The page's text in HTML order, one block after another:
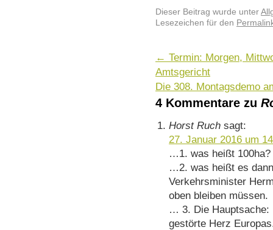
Dieser Beitrag wurde unter
Lesezeichen für den
← Termin: Morgen,
Amtsgericht
Die 308. Montagsdemo
4 Kommentare zu
Horst Ruch sagt:
27. Januar 2016 um
…1. was heißt
…2. was heißt es
Verkehrsminister
oben bleiben müssen.
… 3. Die Hauptsache:
gestörte Herz